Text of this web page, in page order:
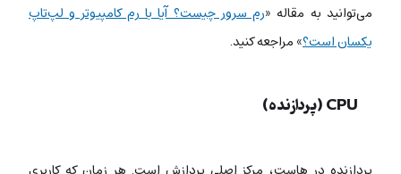
می‌توانید به مقاله «رم سرور چیست؟ آیا با رم کامپیوتر و لپ‌تاپ
یکسان است؟» مراجعه کنید.
CPU (پردازنده)